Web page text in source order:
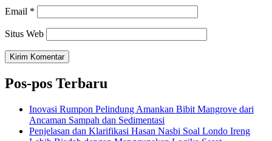
Email *
Situs Web
Pos-pos Terbaru
Inovasi Rumpon Pelindung Amankan Bibit Mangrove dari
Ancaman Sampah dan Sedimentasi
Penjelasan dan Klarifikasi Hasan Nasbi Soal Londo Ireng